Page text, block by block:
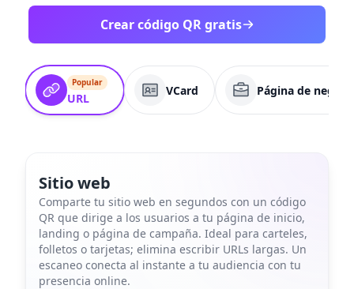
Crear código QR gratis
Popular
URL
VCard Página de
Sitio web
Comparte tu sitio web en segundos con un código
QR que dirige a los usuarios a tu página de inicio,
landing o página de campaña. Ideal para carteles,
folletos o tarjetas; elimina escribir URLs largas. Un
escaneo conecta al instante a tu audiencia con tu
presencia online.